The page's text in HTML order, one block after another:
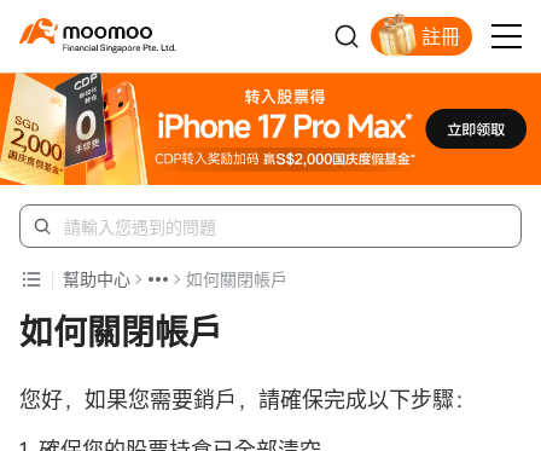
註冊
幫助中心 如何關閉帳戶
如何關閉帳戶
您好，如果您需要銷戶，請確保完成以下步驟：